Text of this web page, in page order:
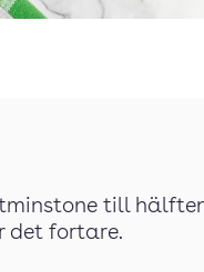
till
det fortare.